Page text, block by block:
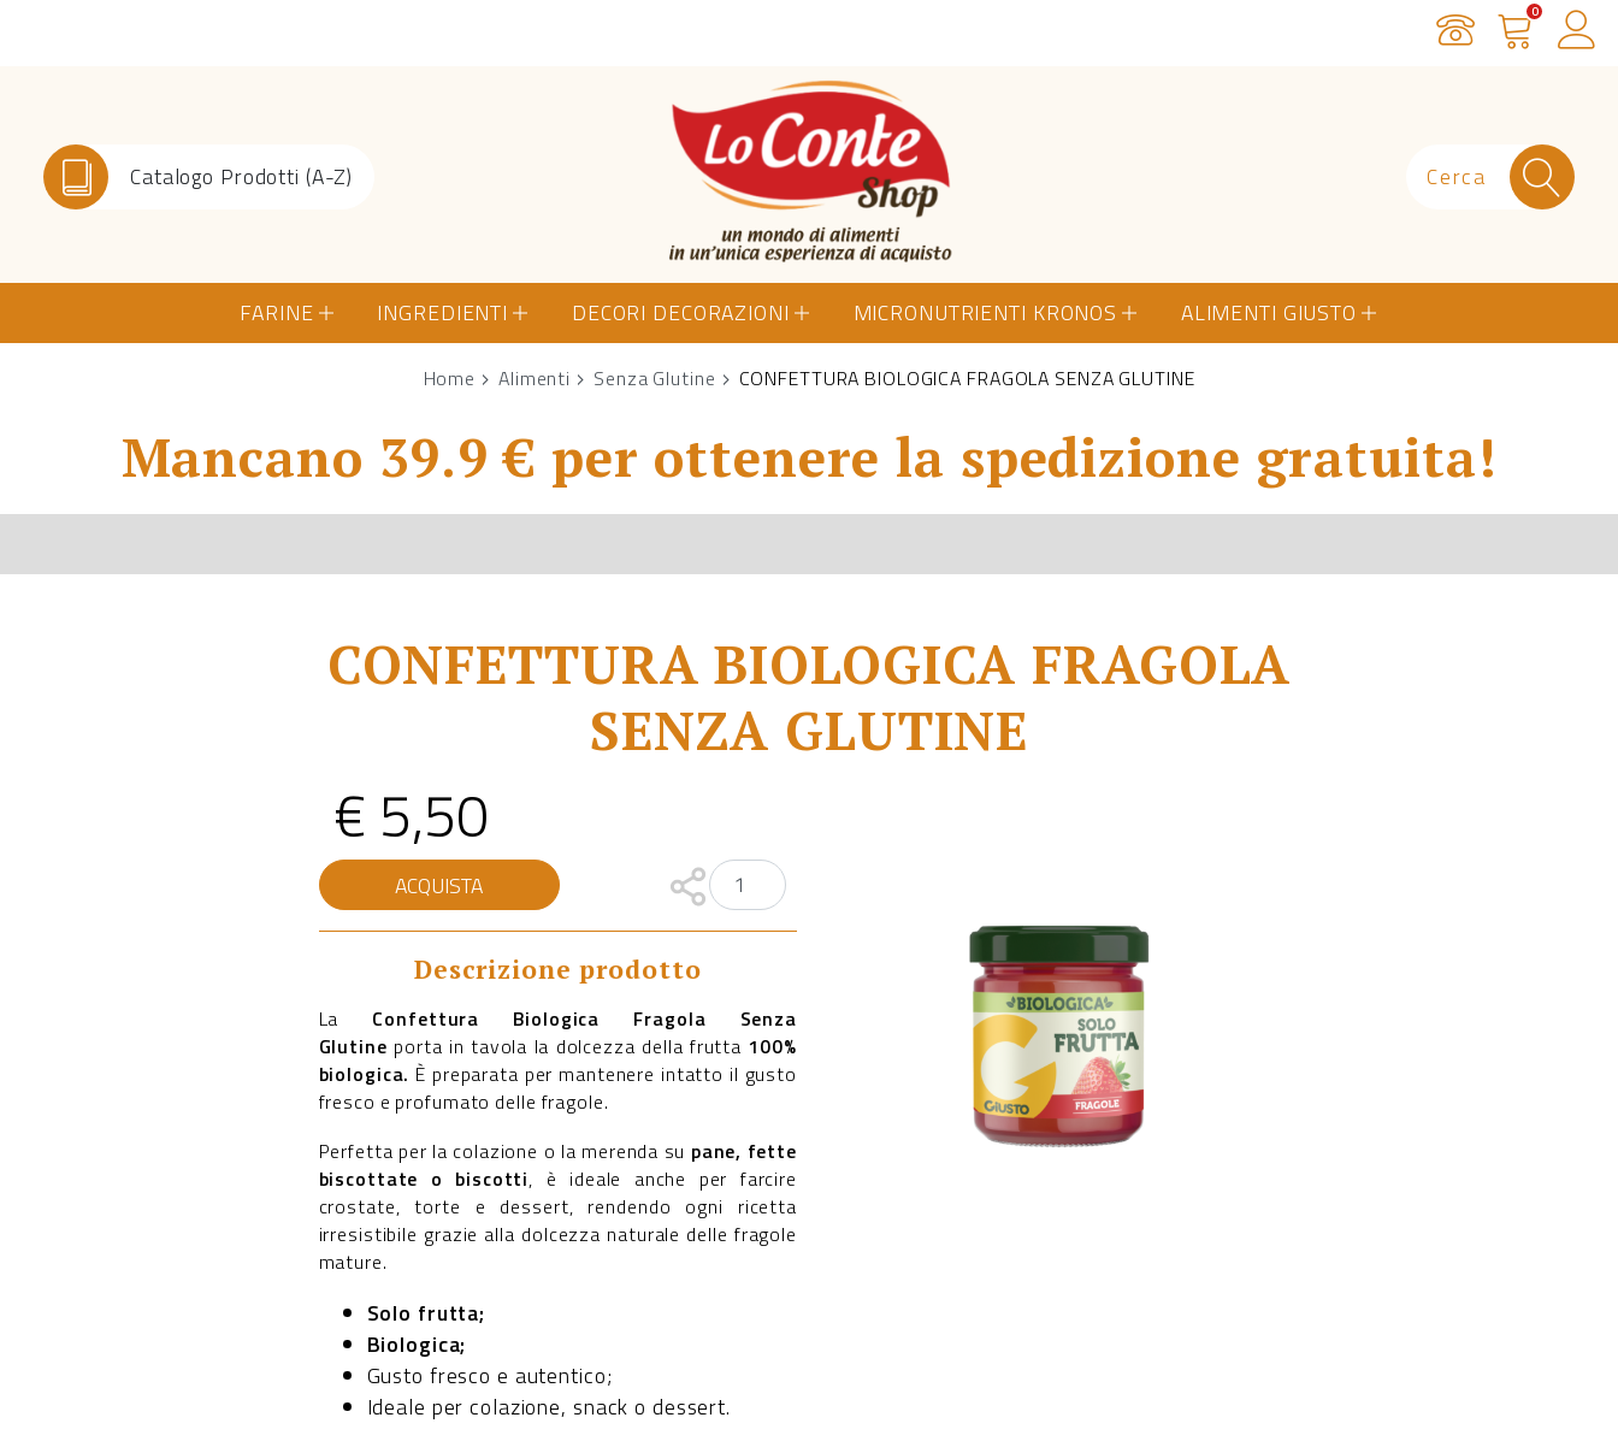
Servizio Clienti
Carrello
0
Catalogo Prodotti (A-Z)
Lo Conte Shop
FARINE INGREDIENTI DECORI DECORAZIONI MICRONUTRIENTI KRONOS ALIMENTI GIUSTO
Home Alimenti Senza Glutine CONFETTURA BIOLOGICA FRAGOLA SENZA GLUTINE
Mancano 39.9 € per ottenere la spedizione gratuita!
CONFETTURA BIOLOGICA FRAGOLA
SENZA GLUTINE
€ 5,50
CONFETTURA
BIOLOGICA
FRAGOLA
SENZA
ACQUISTA
Descrizione prodotto
La Confettura Biologica Fragola Senza
Glutine porta in tavola la dolcezza della frutta 100%
biologica. È preparata per mantenere intatto il gusto
fresco e profumato delle fragole.
Perfetta per la colazione o la merenda su pane, fette
biscottate o biscotti, è ideale anche per farcire
crostate, torte e dessert, rendendo ogni ricetta
irresistibile grazie alla dolcezza naturale delle fragole
mature.
Solo frutta;
Biologica;
Gusto fresco e autentico;
Ideale per colazione, snack o dessert.